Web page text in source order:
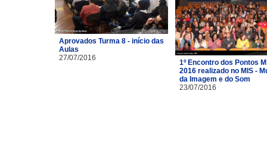
Aprovados Turma 8 - início das
Aulas
27/07/2016
1º Encontro dos Pontos
2016 realizado no MIS -
da Imagem e do Som
23/07/2016